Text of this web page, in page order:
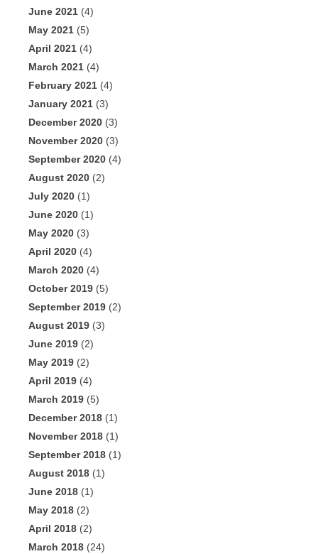
June 2021 (4)
May 2021 (5)
April 2021 (4)
March 2021 (4)
February 2021 (4)
January 2021 (3)
December 2020 (3)
November 2020 (3)
September 2020 (4)
August 2020 (2)
July 2020 (1)
June 2020 (1)
May 2020 (3)
April 2020 (4)
March 2020 (4)
October 2019 (5)
September 2019 (2)
August 2019 (3)
June 2019 (2)
May 2019 (2)
April 2019 (4)
March 2019 (5)
December 2018 (1)
November 2018 (1)
September 2018 (1)
August 2018 (1)
June 2018 (1)
May 2018 (2)
April 2018 (2)
March 2018 (24)